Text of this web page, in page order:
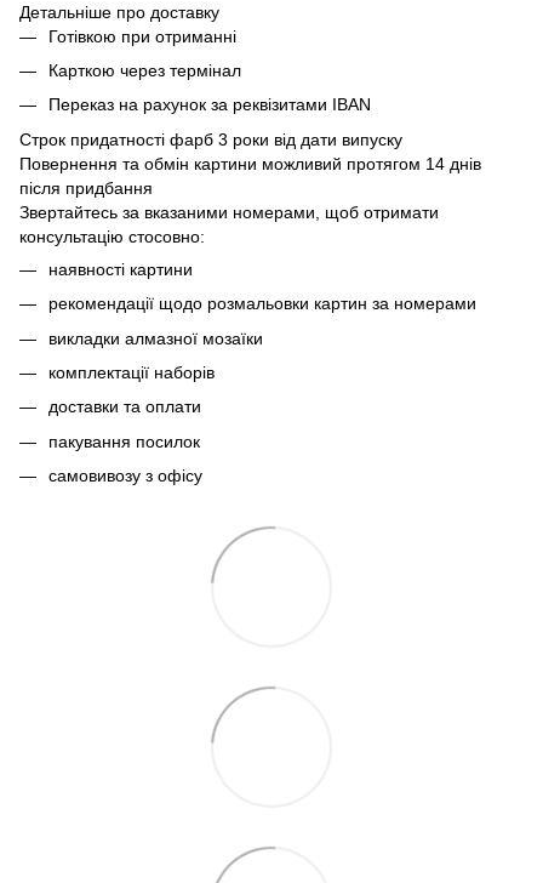
Детальніше про доставку
Готівкою при отриманні
Карткою через термінал
Переказ на рахунок за реквізитами IBAN
Строк придатності фарб 3 роки від дати випуску
Повернення та обмін картини можливий протягом 14 днів
після придбання
Звертайтесь за вказаними номерами, щоб отримати
консультацію стосовно:
наявності картини
рекомендації щодо розмальовки картин за номерами
викладки алмазної мозаїки
комплектації наборів
доставки та оплати
пакування посилок
самовивозу з офісу